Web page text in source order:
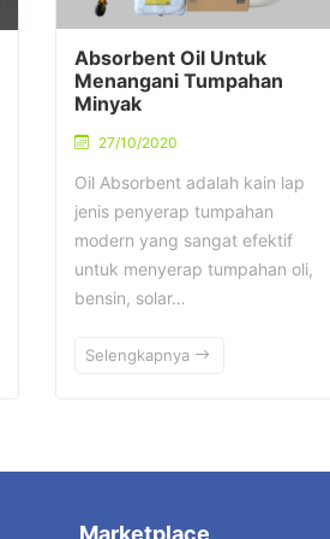
Absorbent Oil Untuk
Menangani Tumpahan
Minyak
27/10/2020
Oil Absorbent adalah kain lap
jenis penyerap tumpahan
modern yang sangat efektif
untuk menyerap tumpahan oli,
bensin, solar…
Selengkapnya
Marketplace